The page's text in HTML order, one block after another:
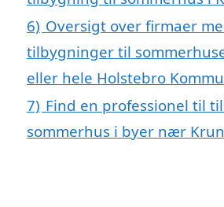
6) Oversigt over firmaer
tilbygninger til
eller hele Holstebro
7) Find en professionel til
sommerhus i byer nær